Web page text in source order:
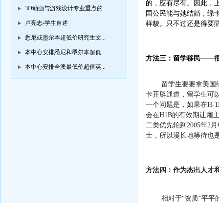
3D动画与游戏设计专业重点的...
卢亮志-学生自述
悉尼或墨尔本超低价研究生文...
本中心安排悉尼和墨尔本超低...
本中心安排全澳最低价超值英...
的，应有尽有。因此，
国公民能与她结婚，绿
样貌。只不过还是得要
方法三：留学移民——
留学生要要拿美国
卡开辟通道，留学生可
一个问题是，如果在H-
会在H1B的有效期让雇
二类优先轮到 2005年2
士，所以漫长地等待也
方法四：作为杰出人才
相对于“资质”平平